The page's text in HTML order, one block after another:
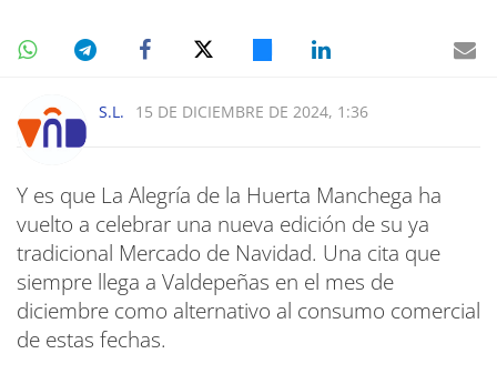
S.L. 15 DE DICIEMBRE DE 2024, 1:36
Y es que La Alegría de la Huerta Manchega ha
vuelto a celebrar una nueva edición de su ya
tradicional Mercado de Navidad. Una cita que
siempre llega a Valdepeñas en el mes de
diciembre como alternativo al consumo comercial
de estas fechas.